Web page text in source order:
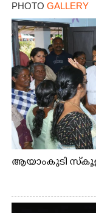
PHOTO GALLERY
ആയാംകുടി